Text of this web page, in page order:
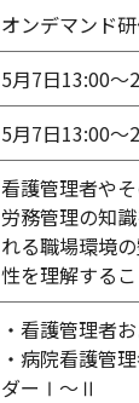
オンデマンド
5月7日13:00～
5月7日13:00～
看護管理者や
労務管理の知
れる職場環境
性を理解するこ
・看護管理者
・病院看護管
ダーⅠ～Ⅱ